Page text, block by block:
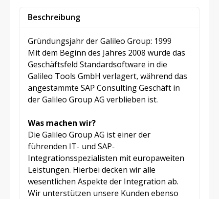
Beschreibung
Gründungsjahr der Galileo Group: 1999
Mit dem Beginn des Jahres 2008 wurde das
Geschäftsfeld Standardsoftware in die
Galileo Tools GmbH verlagert, während das
angestammte SAP Consulting Geschäft in
der Galileo Group AG verblieben ist.
Was machen wir?
Die Galileo Group AG ist einer der
führenden IT- und SAP-
Integrationsspezialisten mit europaweiten
Leistungen. Hierbei decken wir alle
wesentlichen Aspekte der Integration ab.
Wir unterstützen unsere Kunden ebenso